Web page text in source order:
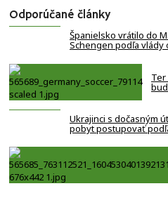
Odporúčané články
Španielsko vrátilo do
Schengen podľa
Ter
Ukrajinci s dočasným
pobyt postupovať